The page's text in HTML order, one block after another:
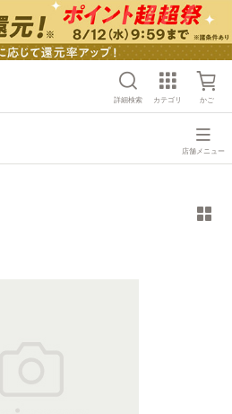
詳細検索 カテゴリ かご
店舗メニュー